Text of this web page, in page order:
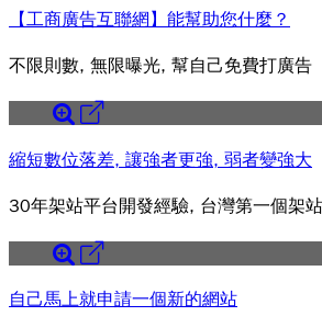
【工商廣告互聯網】能幫助您什麼？
不限則數, 無限曝光, 幫自己免費打廣告
縮短數位落差, 讓強者更強, 弱者變強大
30年架站平台開發經驗, 台灣第一個架
自己馬上就申請一個新的網站